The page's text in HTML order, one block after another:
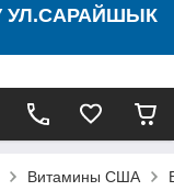
УЛ.САРАЙШЫК
Витамины США